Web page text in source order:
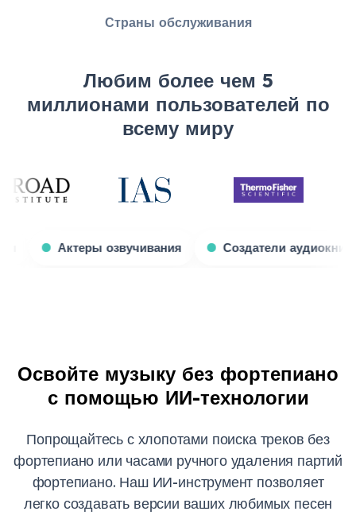
Страны обслуживания
Любим более чем 5
миллионами пользователей по
всему миру
Игровые стримеры Актеры озвучивания
Освойте музыку без фортепиано
с помощью ИИ-технологии
Попрощайтесь с хлопотами поиска треков без
фортепиано или часами ручного удаления партий
фортепиано. Наш ИИ-инструмент позволяет
легко создавать версии ваших любимых песен